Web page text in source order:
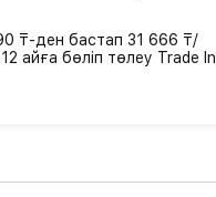
₸-ден бастап 31 666 ₸/
айға бөліп төлеу Trade In